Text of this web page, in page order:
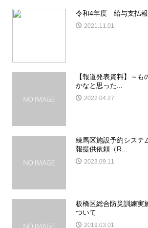
令和4年度 給与支払
2021.11.01
【報道発表資料】～
かなと思った...
2022.04.27
練馬区施設予約システ
報提供依頼（R...
2023.09.11
板橋区総合防災訓練実
ついて
2019.03.01